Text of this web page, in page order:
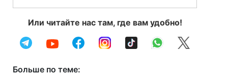
Или читайте нас там, где вам удобно!
Больше по теме: